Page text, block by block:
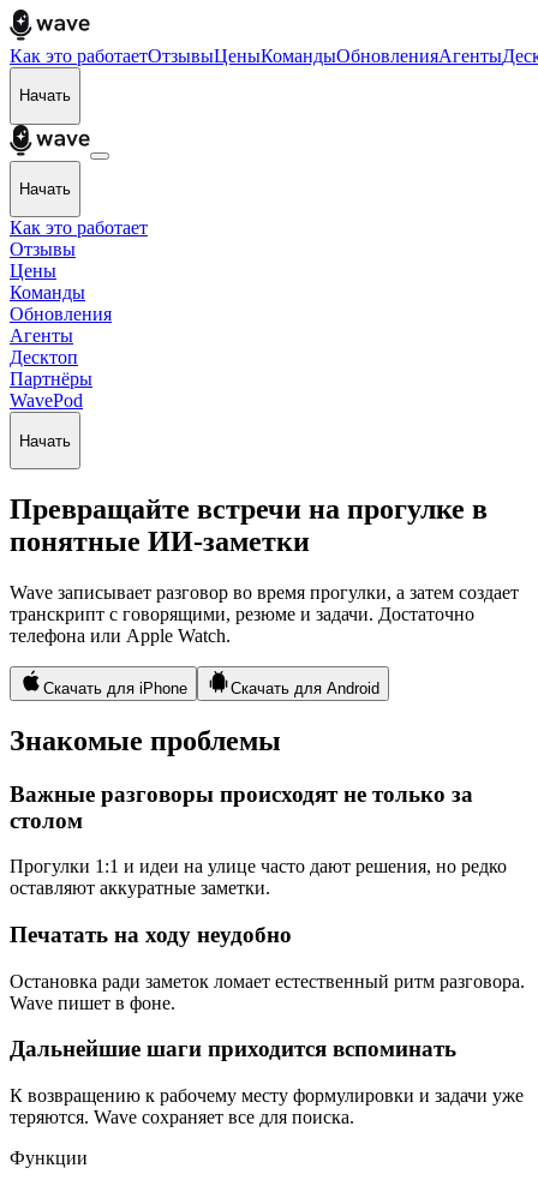
Как это работаетОтзывыЦеныКомандыОбновленияАгенты
Начать
Начать
Как это работает
Отзывы
Цены
Команды
Обновления
Агенты
Десктоп
Партнёры
WavePod
Начать
Превращайте встречи на прогулке в
понятные ИИ-заметки
Wave записывает разговор во время прогулки, а затем создает
транскрипт с говорящими, резюме и задачи. Достаточно
телефона или Apple Watch.
Скачать для iPhone Скачать для Android
Знакомые проблемы
Важные разговоры происходят не только за
столом
Прогулки 1:1 и идеи на улице часто дают решения, но редко
оставляют аккуратные заметки.
Печатать на ходу неудобно
Остановка ради заметок ломает естественный ритм разговора.
Wave пишет в фоне.
Дальнейшие шаги приходится вспоминать
К возвращению к рабочему месту формулировки и задачи уже
теряются. Wave сохраняет все для поиска.
Функции